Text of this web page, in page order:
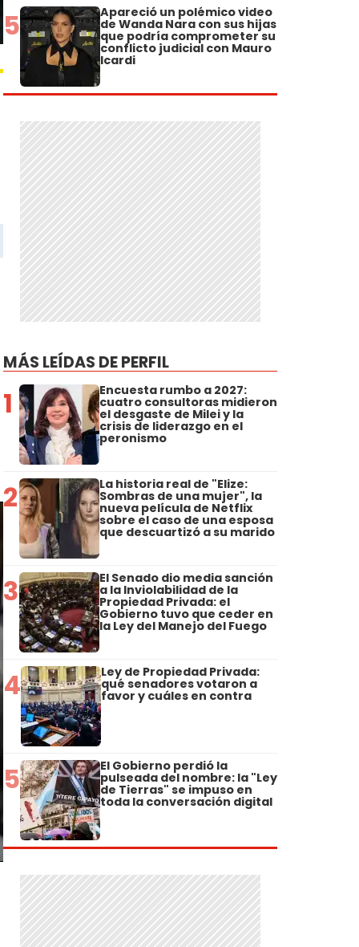
5 Apareció un polémico video
de Wanda Nara con sus hijas
que podría comprometer su
conflicto judicial con Mauro
Icardi
MÁS LEÍDAS DE PERFIL
1 Encuesta rumbo a 2027:
cuatro consultoras midieron
el desgaste de Milei y la
crisis de liderazgo en el
peronismo
2 La historia real de "Elize:
Sombras de una mujer", la
nueva película de Netflix
sobre el caso de una esposa
que descuartizó a su marido
3 El Senado dio media sanción
a la Inviolabilidad de la
Propiedad Privada: el
Gobierno tuvo que ceder en
la Ley del Manejo del Fuego
4 Ley de Propiedad Privada:
qué senadores votaron a
favor y cuáles en contra
5 El Gobierno perdió la
pulseada del nombre: la "Ley
de Tierras" se impuso en
toda la conversación digital